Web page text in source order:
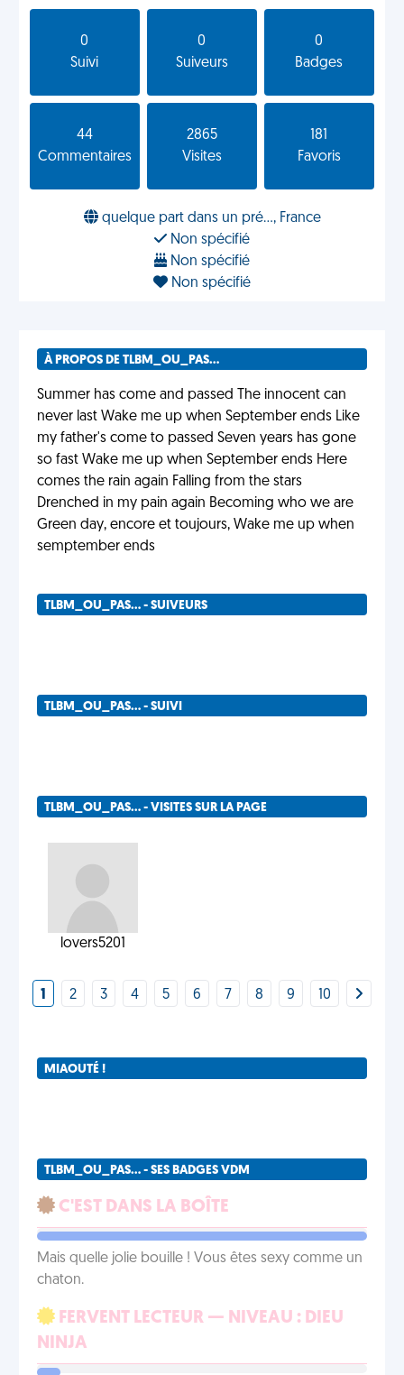
0
Suivi
0
Suiveurs
0
Badges
44
Commentaires
2865
Visites
181
Favoris
quelque part dans un pré..., France
Non spécifié
Non spécifié
Non spécifié
À PROPOS DE TLBM_OU_PAS...
Summer has come and passed The innocent can
never last Wake me up when September ends Like
my father's come to passed Seven years has gone
so fast Wake me up when September ends Here
comes the rain again Falling from the stars
Drenched in my pain again Becoming who we are
Green day, encore et toujours, Wake me up when
semptember ends
TLBM_OU_PAS... - SUIVEURS
TLBM_OU_PAS... - SUIVI
TLBM_OU_PAS... - VISITES SUR LA PAGE
lovers5201
1 2 3 4 5 6 7 8 9 10
MIAOUTÉ !
TLBM_OU_PAS... - SES BADGES VDM
C'EST DANS LA BOÎTE
Mais quelle jolie bouille ! Vous êtes sexy comme un
chaton.
FERVENT LECTEUR — NIVEAU : DIEU
NINJA